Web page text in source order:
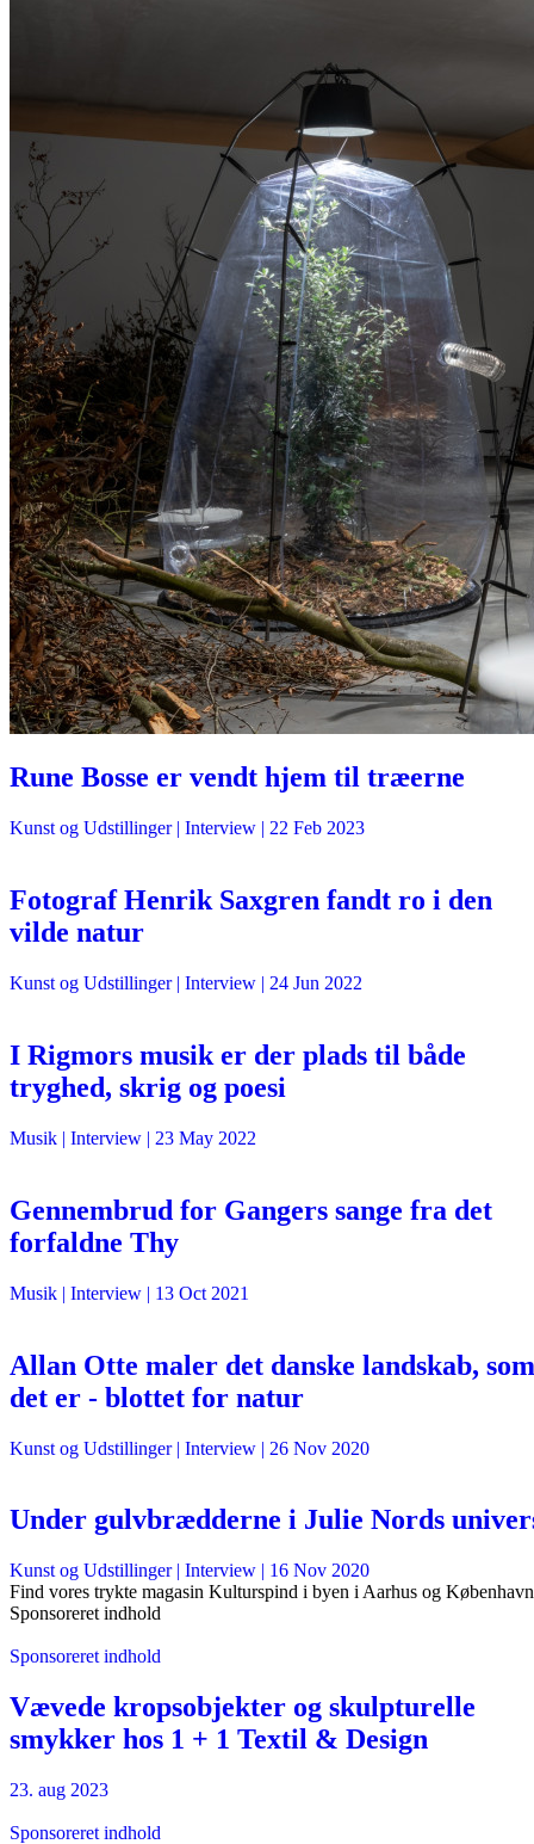
Rune Bosse er vendt hjem til træerne
Kunst og Udstillinger| Interview | 22 Feb 2023
Fotograf Henrik Saxgren fandt ro i den
vilde natur
Kunst og Udstillinger| Interview | 24 Jun 2022
I Rigmors musik er der plads til både
tryghed, skrig og poesi
Musik | Interview | 23 May 2022
Gennembrud for Gangers sange fra det
forfaldne Thy
Musik | Interview | 13 Oct 2021
Allan Otte maler det danske landskab, som
det er - blottet for natur
Kunst og Udstillinger| Interview | 26 Nov 2020
Under gulvbrædderne i Julie Nords
Kunst og Udstillinger| Interview | 16 Nov 2020
Find vores trykte magasin Kulturspind i byen i Aarhus og København
Sponsoreret indhold
Sponsoreret indhold
Vævede kropsobjekter og skulpturelle
smykker hos 1 + 1 Textil & Design
23. aug 2023
Sponsoreret indhold